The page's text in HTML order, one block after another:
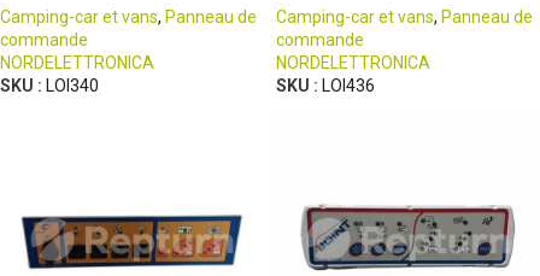
Camping-car et vans, Panneau de
commande
NORDELETTRONICA
SKU : LOI340
Camping-car et vans, Panneau de
commande
NORDELETTRONICA
SKU : LOI436